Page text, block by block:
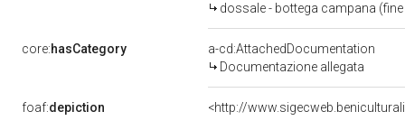
dossale - bottega campana (fine
core:hasCategory
a-cd:AttachedDocumentation
Documentazione allegata
foaf:depiction <http://